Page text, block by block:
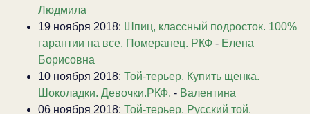
Людмила
19 ноября 2018: Шпиц, классный подросток. 100%
гарантии на все. Померанец. РКФ - Елена
Борисовна
10 ноября 2018: Той-терьер. Купить щенка.
Шоколадки. Девочки.РКФ. - Валентина
06 ноября 2018: Той-терьер. Русский той.